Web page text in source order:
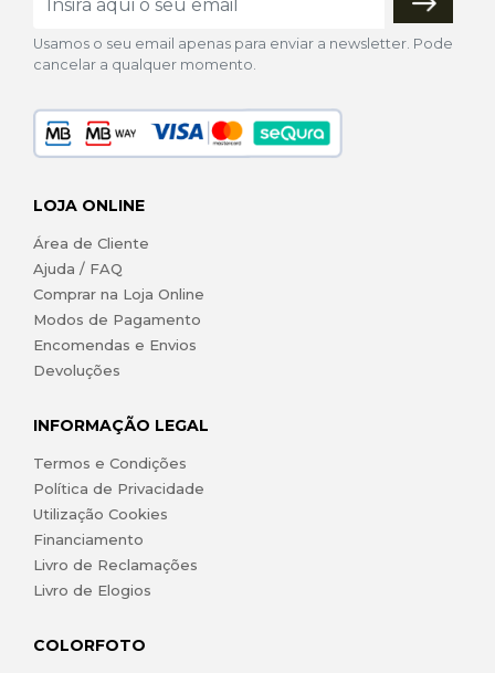
Usamos o seu email apenas para enviar a newsletter. Pode
cancelar a qualquer momento.
LOJA ONLINE
Área de Cliente
Ajuda / FAQ
Comprar na Loja Online
Modos de Pagamento
Encomendas e Envios
Devoluções
INFORMAÇÃO LEGAL
Termos e Condições
Política de Privacidade
Utilização Cookies
Financiamento
Livro de Reclamações
Livro de Elogios
COLORFOTO